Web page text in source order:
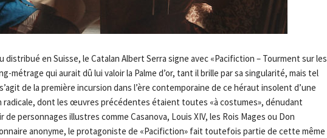
distribué en Suisse, le Catalan Albert Serra signe avec «Pacifiction – Tourment sur les
métrage qui aurait dû lui valoir la Palme d’or, tant il brille par sa singularité, mais tel
de la première incursion dans l’ère contemporaine de ce héraut insolent d’une
radicale, dont les œuvres précédentes étaient toutes «à costumes», dénudant
de personnages illustres comme Casanova, Louis XIV, les Rois Mages ou Don
anonyme, le protagoniste de «Pacifiction» fait toutefois partie de cette même